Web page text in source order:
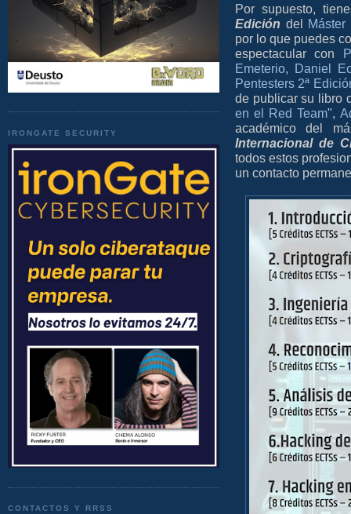
IRONGATE SECURITY
CONTACTOS Y RRSS
Por supuesto,
Edición del
por lo que puedes
espectacular con
Emeterio
Daniel
Pentesters 2ª
de publicar su libro
en el Red Team",
académico del
Internacional de
todos estos
un contacto